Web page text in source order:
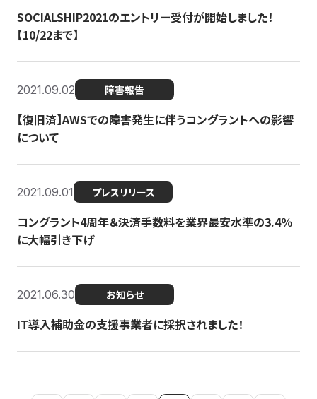
SOCIALSHIP2021のエントリー受付が開始しました！
【10/22まで】
2021.09.02 障害報告
【復旧済】AWSでの障害発生に伴うコングラントへの影響
について
2021.09.01 プレスリリース
コングラント4周年＆決済手数料を業界最安水準の3.4％
に大幅引き下げ
2021.06.30 お知らせ
IT導入補助金の支援事業者に採択されました！